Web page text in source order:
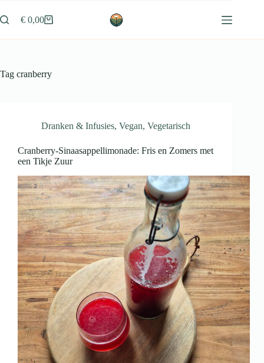
naar
de
Winkelwagen
€ 0,00
Tag cranberry
Dranken & Infusies, Vegan, Vegetarisch
Cranberry-Sinaasappellimonade: Fris en Zomers met
een Tikje Zuur